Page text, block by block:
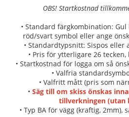
OBS! Startkostnad
• Standard färgkombination:
röd/svart symbol eller ange
• Standardtypsnitt: Sispos eller
• Pris för ytterligare 26
• Startkostnad för logga om så
• Valfria
• Valfritt mått (pris som
• Säg till om skiss önskas
tillverkningen (utan
• Typ BA för vägg (kraftig, 2mm),